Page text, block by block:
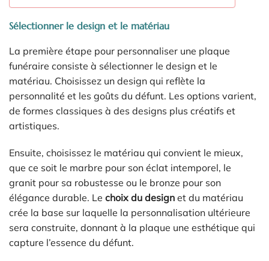
Sélectionner le design et le matériau
La première étape pour personnaliser une plaque
funéraire consiste à sélectionner le design et le
matériau. Choisissez un design qui reflète la
personnalité et les goûts du défunt. Les options varient,
de formes classiques à des designs plus créatifs et
artistiques.
Ensuite, choisissez le matériau qui convient le mieux,
que ce soit le marbre pour son éclat intemporel, le
granit pour sa robustesse ou le bronze pour son
élégance durable. Le choix du design et du matériau
crée la base sur laquelle la personnalisation ultérieure
sera construite, donnant à la plaque une esthétique qui
capture l’essence du défunt.